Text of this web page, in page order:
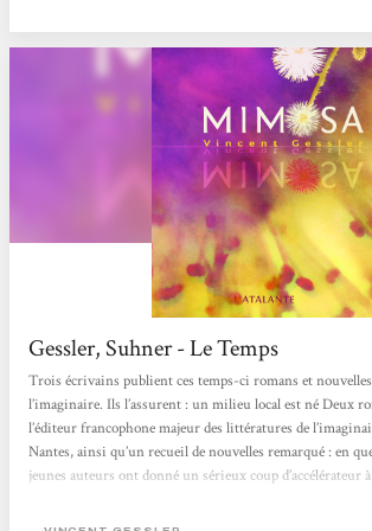
Gessler, Suhner - Le Temps
Trois écrivains publient ces temps-ci romans et
l’imaginaire. Ils l’assurent : un milieu local est né Deux
l’éditeur francophone majeur des littératures de
Nantes, ainsi qu’un recueil de nouvelles remarqué : en
jeunes auteurs ont donné un sérieux coup d’accélérateur
toutes les troupes de l’imaginaire local, on réunirait une